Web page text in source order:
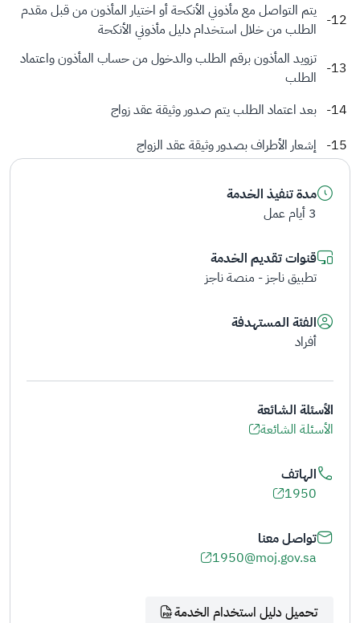
يتم التواصل مع مأذوني الأنكحة أو اختيار المأذون من قبل مقدم
الطلب من خلال استخدام دليل مأذوني الأنكحة
تزويد المأذون برقم الطلب والدخول من حساب المأذون واعتماد
الطلب
بعد اعتماد الطلب يتم صدور وثيقة عقد زواج
إشعار الأطراف بصدور وثيقة عقد الزواج
مدة تنفيذ الخدمة
3 أيام عمل
قنوات تقديم الخدمة
تطبيق ناجز - منصة ناجز
الفئة المستهدفة
أفراد
الأسئلة الشائعة
الأسئلة الشائعة
الهاتف
1950
تواصل معنا
1950@moj.gov.sa
تحميل دليل استخدام الخدمة